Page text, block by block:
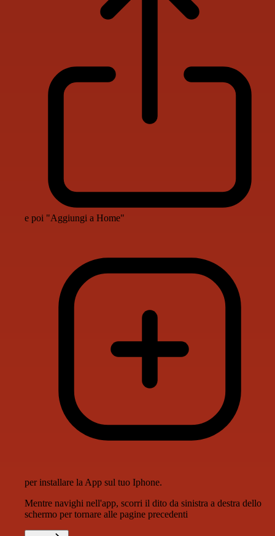
e poi "Aggiungi a Home"
per installare la App sul tuo Iphone.
Mentre navighi nell'app, scorri il dito da sinistra a destra dello
schermo per tornare alle pagine precedenti